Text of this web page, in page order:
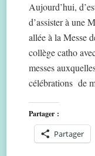
Aujourd’hui,
d’assister à une
allée à la Messe
collège catho
messes
célébrations de
Partager :
Partager